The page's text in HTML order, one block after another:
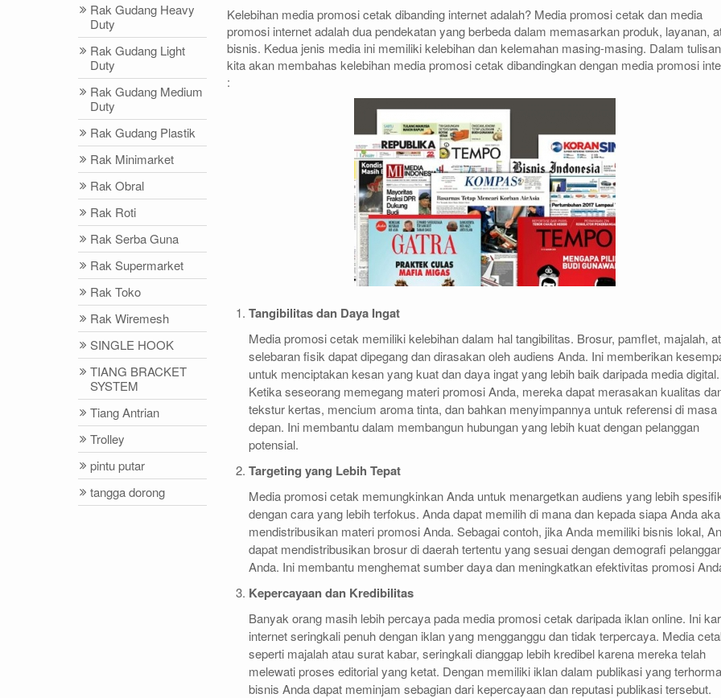
Kelebihan media promosi cetak dibanding internet adalah? Media promosi cetak dan media
promosi internet adalah dua pendekatan yang berbeda dalam memasarkan produk, layanan,
bisnis. Kedua jenis media ini memiliki kelebihan dan kelemahan masing-masing. Dalam
kita akan membahas kelebihan media promosi cetak dibandingkan dengan media promosi
:
Tangibilitas dan Daya Ingat
Media promosi cetak memiliki kelebihan dalam hal tangibilitas. Brosur, pamflet, majalah,
selebaran fisik dapat dipegang dan dirasakan oleh audiens Anda. Ini memberikan
untuk menciptakan kesan yang kuat dan daya ingat yang lebih baik daripada media digital.
Ketika seseorang memegang materi promosi Anda, mereka dapat merasakan kualitas
tekstur kertas, mencium aroma tinta, dan bahkan menyimpannya untuk referensi di masa
depan. Ini membantu dalam membangun hubungan yang lebih kuat dengan pelanggan
potensial.
Targeting yang Lebih Tepat
Media promosi cetak memungkinkan Anda untuk menargetkan audiens yang lebih
dengan cara yang lebih terfokus. Anda dapat memilih di mana dan kepada siapa Anda
mendistribusikan materi promosi Anda. Sebagai contoh, jika Anda memiliki bisnis lokal,
dapat mendistribusikan brosur di daerah tertentu yang sesuai dengan demografi
Anda. Ini membantu menghemat sumber daya dan meningkatkan efektivitas promosi
Kepercayaan dan Kredibilitas
Banyak orang masih lebih percaya pada media promosi cetak daripada iklan online. Ini
internet seringkali penuh dengan iklan yang mengganggu dan tidak terpercaya. Media
seperti majalah atau surat kabar, seringkali dianggap lebih kredibel karena mereka telah
melewati proses editorial yang ketat. Dengan memiliki iklan dalam publikasi yang
bisnis Anda dapat meminjam sebagian dari kepercayaan dan reputasi publikasi tersebut.
Rak Gudang Heavy
Duty
Rak Gudang Light
Duty
Rak Gudang Medium
Duty
Rak Gudang Plastik
Rak Minimarket
Rak Obral
Rak Roti
Rak Serba Guna
Rak Supermarket
Rak Toko
Rak Wiremesh
SINGLE HOOK
TIANG BRACKET
SYSTEM
Tiang Antrian
Trolley
pintu putar
tangga dorong